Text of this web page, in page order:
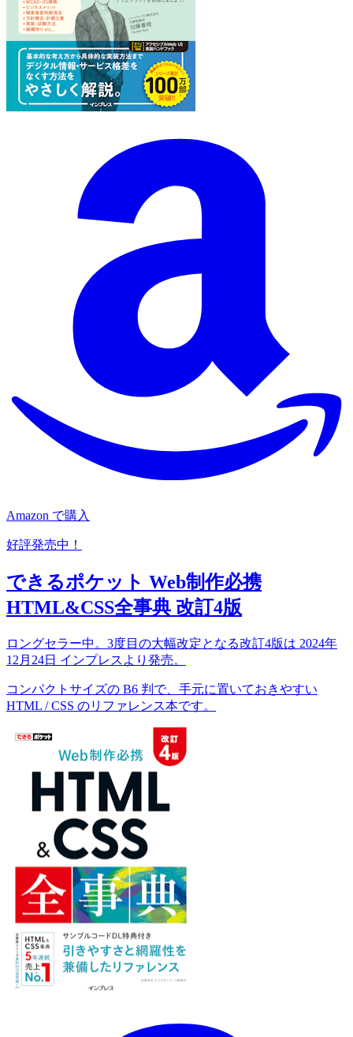
Amazon で購入
好評発売中！
できるポケット Web制作必携
HTML&CSS全事典 改訂4版
ロングセラー中。3度目の大幅改定となる改訂4版は 2024年
12月24日 インプレスより発売。
コンパクトサイズの B6 判で、手元に置いておきやすい
HTML / CSS のリファレンス本です。